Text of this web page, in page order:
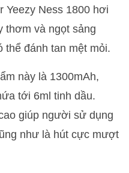
Yeezy Ness 1800 hơi
thơm và ngọt sảng
thể đánh tan mệt mỏi.
này là 1300mAh,
tới 6ml tinh dầu.
giúp người sử dụng
như là hút cực mượt